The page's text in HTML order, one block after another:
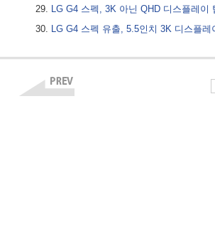
LG G4 스펙, 3K 아닌 QHD 디스플레이
LG G4 스펙 유출, 5.5인치 3K 디스플레